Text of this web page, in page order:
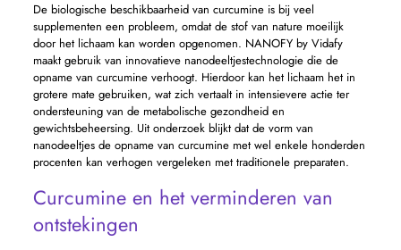
De biologische beschikbaarheid van curcumine is bij veel
supplementen een probleem, omdat de stof van nature moeilijk
door het lichaam kan worden opgenomen. NANOFY by Vidafy
maakt gebruik van innovatieve nanodeeltjestechnologie die de
opname van curcumine verhoogt. Hierdoor kan het lichaam het in
grotere mate gebruiken, wat zich vertaalt in intensievere actie ter
ondersteuning van de metabolische gezondheid en
gewichtsbeheersing. Uit onderzoek blijkt dat de vorm van
nanodeeltjes de opname van curcumine met wel enkele honderden
procenten kan verhogen vergeleken met traditionele preparaten.
Curcumine en het verminderen van
ontstekingen